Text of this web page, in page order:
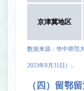
京津冀地区
数据来源：华中师范
2023年8月31 日 ）。
（四）留鄂